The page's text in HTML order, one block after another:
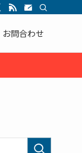
お問合わせ